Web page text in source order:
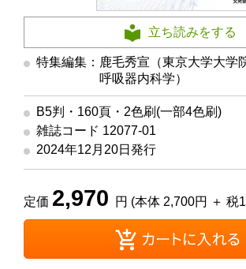
立ち読みをする
特集編集：鹿毛秀宣（東京大学大学
呼吸器内科学）
B5判・160頁・2色刷(一部4色刷)
雑誌コード 12077-01
2024年12月20日発行
定価 2,970 円 (本体 2,700円 ＋ 税